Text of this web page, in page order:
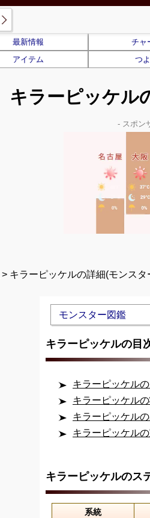
最新情報 チャ
アイテム つ
キラーピッケル
- スポン
> キラーピッケルの詳細(モンスタ
モンスター図鑑
キラーピッケルの目
キラーピッケル
キラーピッケル
キラーピッケル
キラーピッケル
キラーピッケルのス
系統